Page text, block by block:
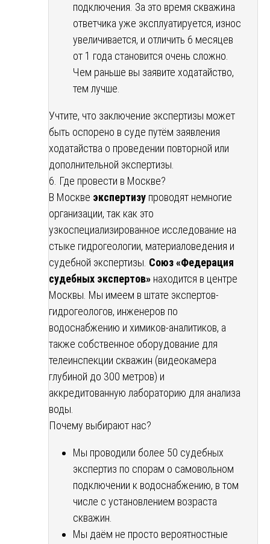
подключения. За это время скважина
ответчика уже эксплуатируется, износ
увеличивается, и отличить 6 месяцев
от 1 года становится очень сложно.
Чем раньше вы заявите ходатайство,
тем лучше.
Учтите, что заключение экспертизы может
быть оспорено в суде путём заявления
ходатайства о проведении повторной или
дополнительной экспертизы.
6. Где провести в Москве?
В Москве экспертизу проводят немногие
организации, так как это
узкоспециализированное исследование на
стыке гидрогеологии, материаловедения и
судебной экспертизы. Союз «Федерация
судебных экспертов» находится в центре
Москвы. Мы имеем в штате экспертов-
гидрогеологов, инженеров по
водоснабжению и химиков-аналитиков, а
также собственное оборудование для
телеинспекции скважин (видеокамера
глубиной до 300 метров) и
аккредитованную лабораторию для анализа
воды.
Почему выбирают нас?
Мы проводили более 50 судебных
экспертиз по спорам о самовольном
подключении к водоснабжению, в том
числе с установлением возраста
скважин.
Мы даём не просто вероятностные